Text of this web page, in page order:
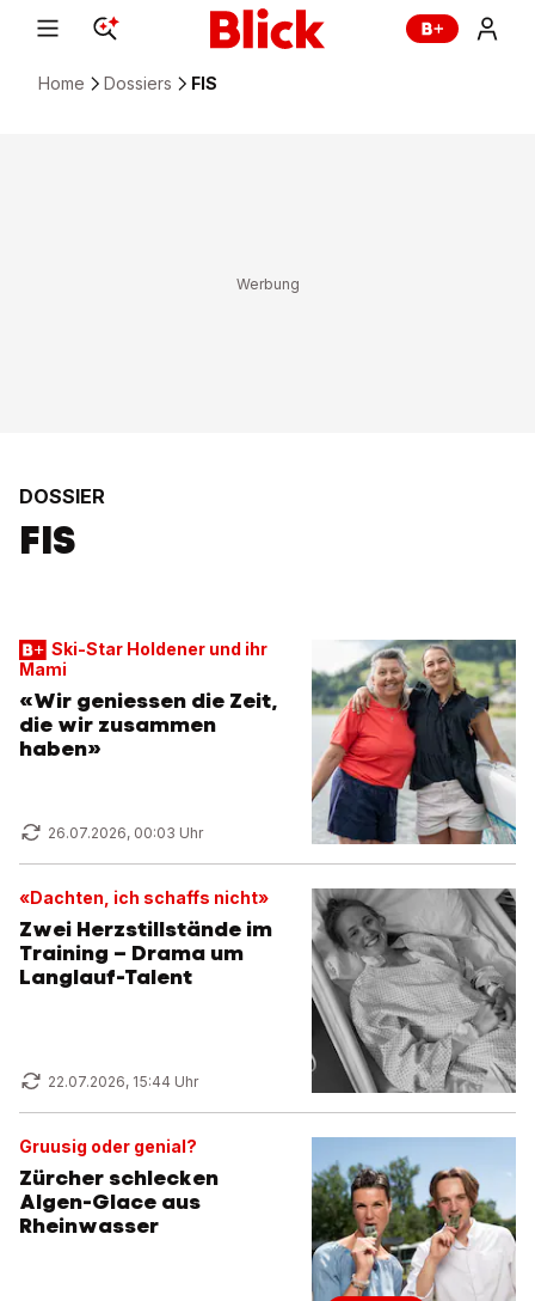
Home Dossiers FIS
DOSSIER
FIS
Ski-Star Holdener und ihr
Mami
«Wir geniessen die Zeit,
die wir zusammen
haben»
26.07.2026, 00:03 Uhr
«Dachten, ich schaffs nicht»
Zwei Herzstillstände im
Training – Drama um
Langlauf-Talent
22.07.2026, 15:44 Uhr
Gruusig oder genial?
Zürcher schlecken
Algen-Glace aus
Rheinwasser